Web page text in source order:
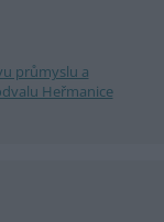
průmyslu a
Heřmanice